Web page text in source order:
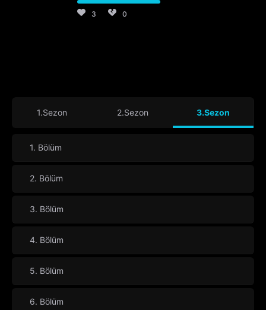
3 0
1.Sezon 2.Sezon 3.Sezon
1. Bölüm
2. Bölüm
3. Bölüm
4. Bölüm
5. Bölüm
6. Bölüm